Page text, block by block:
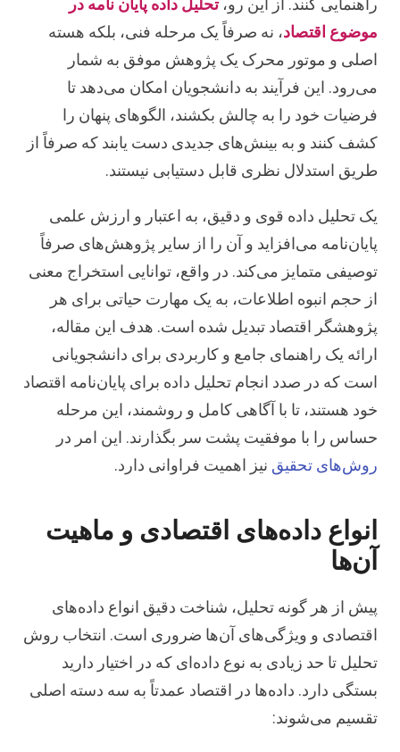
راهنمایی کنند. از این رو،تحلیل داده پایان نامه در
موضوع اقتصاد، نه صرفاً یک مرحله فنی، بلکه هسته
اصلی و موتور محرک یک پژوهش موفق به شمار
می‌رود. این فرآیند به دانشجویان امکان می‌دهد تا
فرضیات خود را به چالش بکشند، الگوهای پنهان را
کشف کنند و به بینش‌های جدیدی دست یابند که صرفاً از
طریق استدلال نظری قابل دستیابی نیستند.
یک تحلیل داده قوی و دقیق، به اعتبار و ارزش علمی
پایان‌نامه می‌افزاید و آن را از سایر پژوهش‌های صرفاً
توصیفی متمایز می‌کند. در واقع، توانایی استخراج معنی
از حجم انبوه اطلاعات، به یک مهارت حیاتی برای هر
پژوهشگر اقتصاد تبدیل شده است. هدف این مقاله،
ارائه یک راهنمای جامع و کاربردی برای دانشجویانی
است که در صدد انجام تحلیل داده برای پایان‌نامه اقتصاد
خود هستند، تا با آگاهی کامل و روشمند، این مرحله
حساس را با موفقیت پشت سر بگذارند. این امر در
روش‌های تحقیق نیز اهمیت فراوانی دارد.
انواع داده‌های اقتصادی و ماهیت
آن‌ها
پیش از هر گونه تحلیل، شناخت دقیق انواع داده‌های
اقتصادی و ویژگی‌های آن‌ها ضروری است. انتخاب روش
تحلیل تا حد زیادی به نوع داده‌ای که در اختیار دارید
بستگی دارد. داده‌ها در اقتصاد عمدتاً به سه دسته اصلی
تقسیم می‌شوند: